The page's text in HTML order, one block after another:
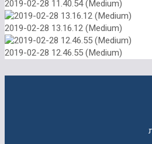
2019-02-28 11.40.54 (Medium)
2019-02-28 13.16.12 (Medium)
2019-02-28 12.46.55 (Medium)